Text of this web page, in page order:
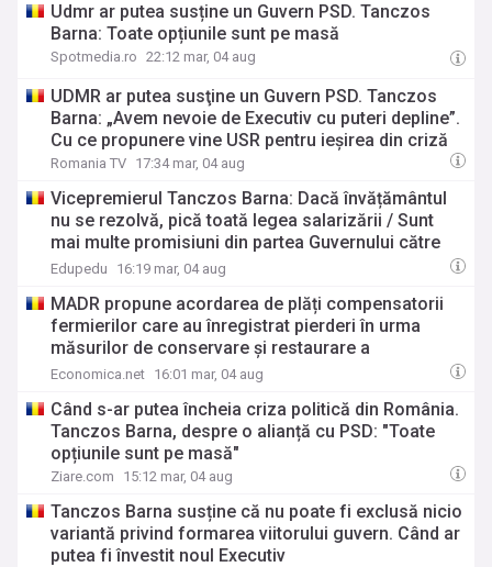
Udmr ar putea susține un Guvern PSD. Tanczos
Barna: Toate opțiunile sunt pe masă
Spotmedia.ro 22:12 mar, 04 aug
UDMR ar putea susţine un Guvern PSD. Tanczos
Barna: „Avem nevoie de Executiv cu puteri depline”.
Cu ce propunere vine USR pentru ieşirea din criză
Romania TV 17:34 mar, 04 aug
Vicepremierul Tanczos Barna: Dacă învățământul
nu se rezolvă, pică toată legea salarizării / Sunt
mai multe promisiuni din partea Guvernului către
angajații din educație și nu par a fi respectate
Edupedu 16:19 mar, 04 aug
MADR propune acordarea de plăți compensatorii
fermierilor care au înregistrat pierderi în urma
măsurilor de conservare şi restaurare a
biodiversităţii
Economica.net 16:01 mar, 04 aug
Când s-ar putea încheia criza politică din România.
Tanczos Barna, despre o alianță cu PSD: "Toate
opțiunile sunt pe masă"
Ziare.com 15:12 mar, 04 aug
Tanczos Barna susține că nu poate fi exclusă nicio
variantă privind formarea viitorului guvern. Când ar
putea fi învestit noul Executiv